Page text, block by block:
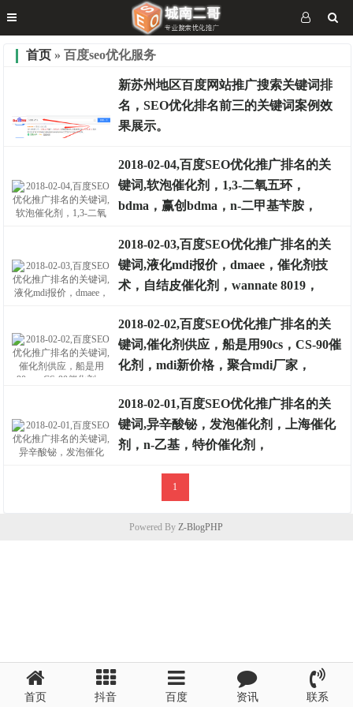
首页 » 百度seo优化服务
排名案例
新苏州地区百度网站推广搜索关键词排
名，SEO优化排名前三的关键词案例效
果展示。
排名案例
2018-02-04,百度SEO优化推广排名的关
键词,软泡催化剂，1,3-二氧五环，
bdma，赢创bdma，n-二甲基苄胺，
排名案例
2018-02-03,百度SEO优化推广排名的关
键词,液化mdi报价，dmaee，催化剂技
术，自结皮催化剂，wannate 8019，
排名案例
2018-02-02,百度SEO优化推广排名的关
键词,催化剂供应，船是用90cs，CS-90催
化剂，mdi新价格，聚合mdi厂家，
2018-02-01,百度SEO优化推广排名的关
键词,异辛酸铋，发泡催化剂，上海催化
剂，n-乙基，特价催化剂，
1
Powered ByZ-BlogPHP
首页 抖音 百度 资讯 联系